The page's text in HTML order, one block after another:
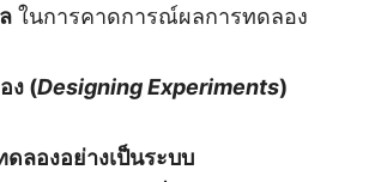
ในการคาดการณ์ผลการทดลอง
ง (Designing Experiments)
ลองอย่างเป็นระบบ